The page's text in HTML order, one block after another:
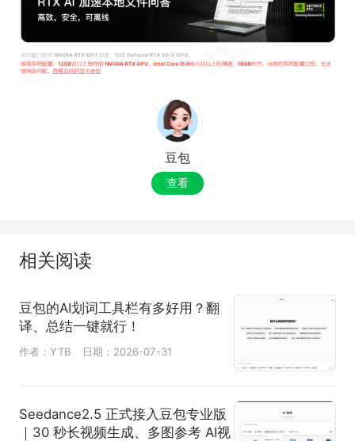
豆包
查看
相关阅读
豆包的AI划词工具栏有多好用？翻
译、总结一键就行！
作者：YTB 日期：2026-07-31
Seedance2.5 正式接入豆包专业版
｜30 秒长视频生成、多图参考 AI视